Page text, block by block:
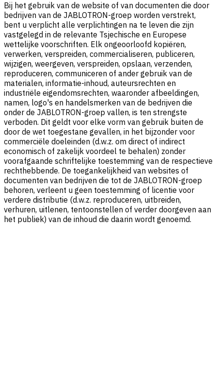
Bij het gebruik van de website of van documenten die door
bedrijven van de JABLOTRON-groep worden verstrekt,
bent u verplicht alle verplichtingen na te leven die zijn
vastgelegd in de relevante Tsjechische en Europese
wettelijke voorschriften. Elk ongeoorloofd kopiëren,
verwerken, verspreiden, commercialiseren, publiceren,
wijzigen, weergeven, verspreiden, opslaan, verzenden,
reproduceren, communiceren of ander gebruik van de
materialen, informatie-inhoud, auteursrechten en
industriële eigendomsrechten, waaronder afbeeldingen,
namen, logo's en handelsmerken van de bedrijven die
onder de JABLOTRON-groep vallen, is ten strengste
verboden. Dit geldt voor elke vorm van gebruik buiten de
door de wet toegestane gevallen, in het bijzonder voor
commerciële doeleinden (d.w.z. om direct of indirect
economisch of zakelijk voordeel te behalen) zonder
voorafgaande schriftelijke toestemming van de respectieve
rechthebbende. De toegankelijkheid van websites of
documenten van bedrijven die tot de JABLOTRON-groep
behoren, verleent u geen toestemming of licentie voor
verdere distributie (d.w.z. reproduceren, uitbreiden,
verhuren, uitlenen, tentoonstellen of verder doorgeven aan
het publiek) van de inhoud die daarin wordt genoemd.